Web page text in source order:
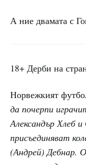
А ние двамата с
18+ Дерби на
Норвежкият
да почерпи
Александър Хлеб
присъединяват
(Андрей) Дебнар.